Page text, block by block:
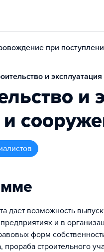
при
и
и
дает возможность
и в
форм
прораба строительного